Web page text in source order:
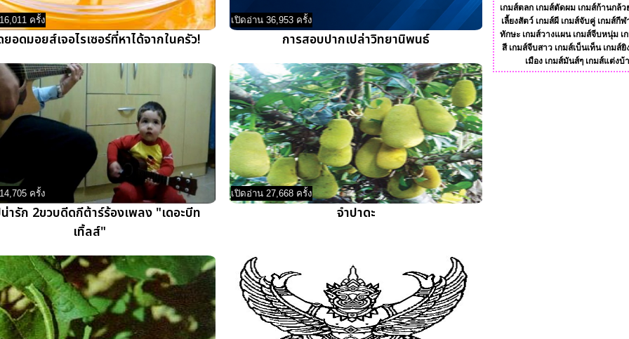
ครั้ง
อดมอยส์เจอไรเซอร์ที่หาได้จากในครัว!
เปิดอ่าน 36,953 ครั้ง
การสอบปากเปล่าวิทยานิพนธ์
ครั้ง
ารัก 2ขวบดีดกีต้าร์ร้องเพลง "เดอะบีท
เทิ้ลส์"
เปิดอ่าน 27,668 ครั้ง
จำปาดะ
เกมส์ตลก เกมส์ตัดผม เกมส์ก้านกล้ว
เลี้ยงสัตว์ เกมส์ผี เกมส์จับคู่ เกมส์กีฬ
ทักษะ เกมส์วางแผน เกมส์จีบหนุ่ม เ
สี เกมส์จีบสาว เกมส์เบ็นเท็น เกมส์ยิ
เมือง เกมส์มันส์ๆ เกมส์แต่งบ้